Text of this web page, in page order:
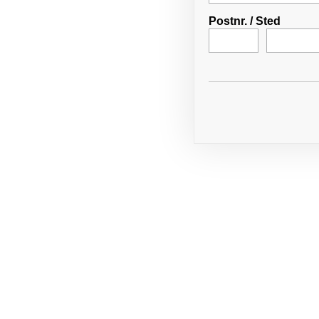
Postnr. /Sted